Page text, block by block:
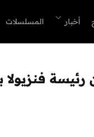
أخبار المسلسلات
رئيسة فنزيولا